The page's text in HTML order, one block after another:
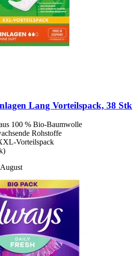
Lang Vorteilspack, 38 Stk
100 % Bio-Baumwolle
Rohstoffe
Vorteilspack